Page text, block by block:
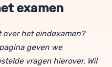
examen
over het eindexamen?
geven we
vragen hierover. Wil